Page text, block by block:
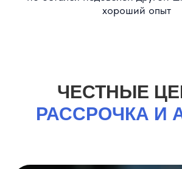
хороший опыт
ЧЕСТНЫЕ
РАССРОЧКА И